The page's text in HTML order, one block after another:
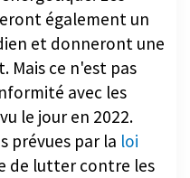
et donneront une
Mais ce n'est pas
avec les
le jour en 2022.
prévues par laloi
de lutter contre les
les propriétaires